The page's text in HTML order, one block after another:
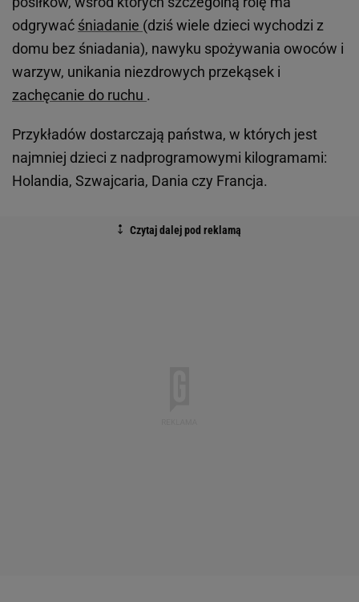
odgrywać śniadanie (dziś wiele dzieci wychodzi z
domu bez śniadania), nawyku spożywania owoców i
warzyw, unikania niezdrowych przekąsek i
zachęcanie do ruchu .
Przykładów dostarczają państwa, w których jest
najmniej dzieci z nadprogramowymi kilogramami:
Holandia, Szwajcaria, Dania czy Francja.